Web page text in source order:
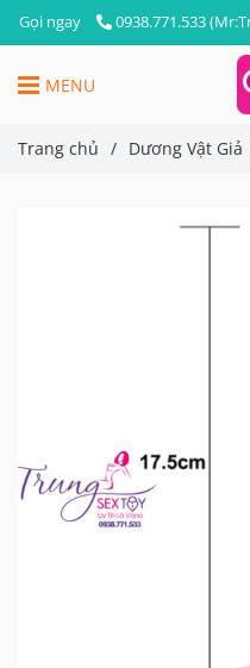
Gọi ngay 0938.771.533
MENU
Trang chủ / Dương Vật Giả